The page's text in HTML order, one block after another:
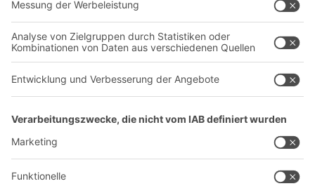
Standorte weltweit
Produktionsstandorte
YOUR LIFE.